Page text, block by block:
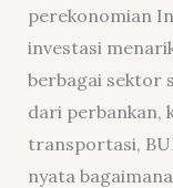
perekonomian
investasi
berbagai sektor
dari perbankan,
transportasi,
nyata